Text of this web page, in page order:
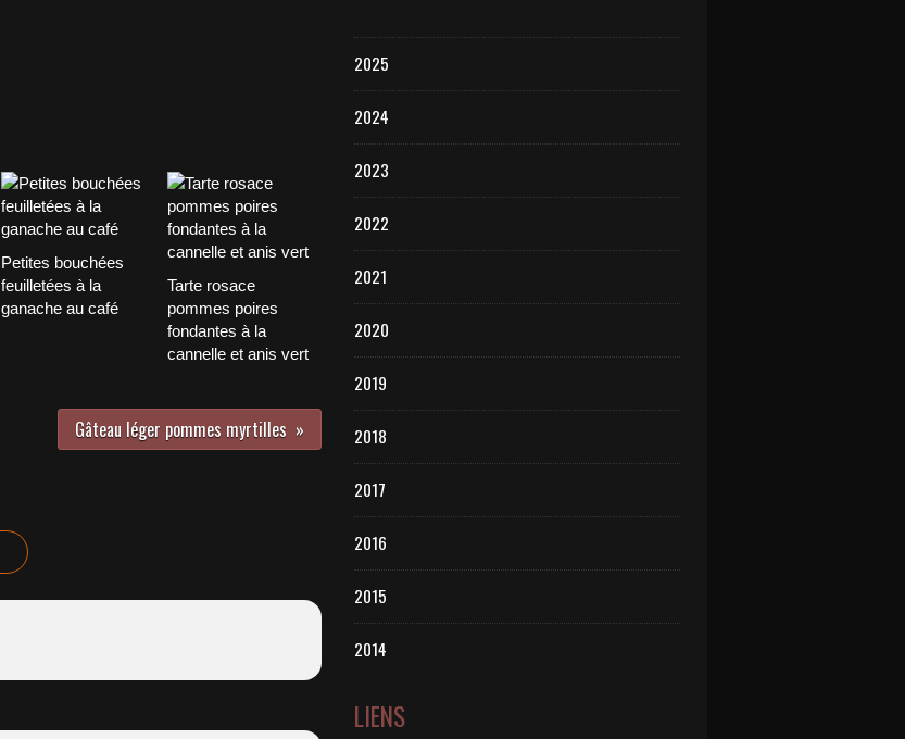
Petites bouchées
feuilletées à la
ganache au café
Tarte rosace
pommes poires
fondantes à la
cannelle et anis vert
Gâteau léger pommes myrtilles
2025
2024
2023
2022
2021
2020
2019
2018
2017
2016
2015
2014
LIENS